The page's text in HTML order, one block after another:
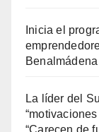
Inicia el
Benalmádena
La líder del